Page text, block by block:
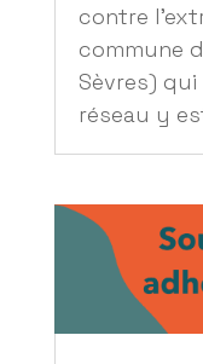
contre
commune
Sèvres)
réseau y